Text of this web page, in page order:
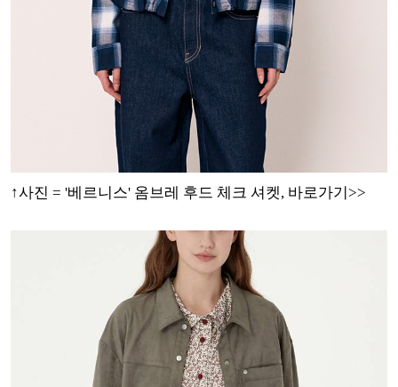
↑사진 = '베르니스' 옴브레 후드 체크 셔켓, 바로가기>>